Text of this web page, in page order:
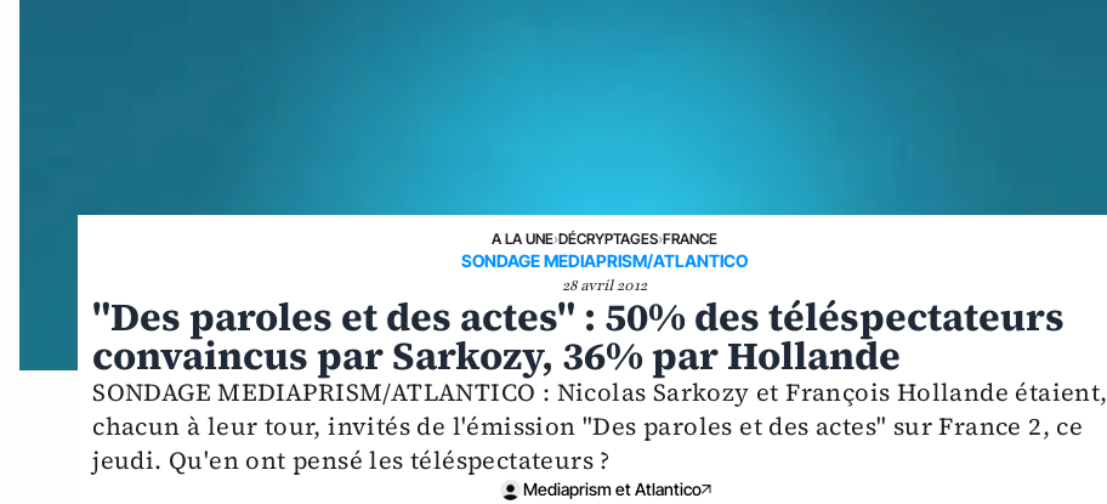
A LA UNE›DÉCRYPTAGES›FRANCE
SONDAGE MEDIAPRISM/ATLANTICO
28 avril 2012
"Des paroles et des actes" : 50% des téléspectateurs
convaincus par Sarkozy, 36% par Hollande
SONDAGE MEDIAPRISM/ATLANTICO : Nicolas Sarkozy et François Hollande étaient,
chacun à leur tour, invités de l'émission "Des paroles et des actes" sur France 2, ce
jeudi. Qu'en ont pensé les téléspectateurs ?
Mediaprism et Atlantico